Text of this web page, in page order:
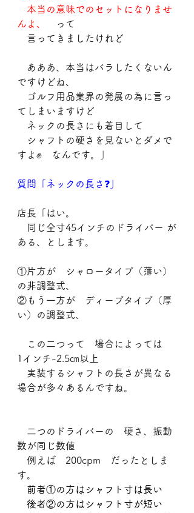
本当の意味でのセットになりませ
んよ、
って
言ってきましたけれど
あああ、本当はバラしたくないん
ですけどね、
ゴルフ用品業界の発展の為に言っ
てしまいますけど
ネックの長さにも着目して
シャフトの硬さを見ないとダメで
すよ✊　なんです。」
質問「ネックの長さ❓」
店長「はい。
同じ全寸45インチのドライバー が
ある、とします。
①片方が　シャロータイプ（薄い）
の非調整式、
②もう一方が　ディープタイプ（厚
い）の調整式、
この二つって　場合によっては
1インチ-2.5㎝以上
実装するシャフトの長さが異なる
場合が多々あるんですね。
二つのドライバーの　硬さ、振動
数が同じ数値
例えば　200cpm　だったとしま
す。
前者①の方はシャフト寸は長い
後者②の方はシャフト寸が短い